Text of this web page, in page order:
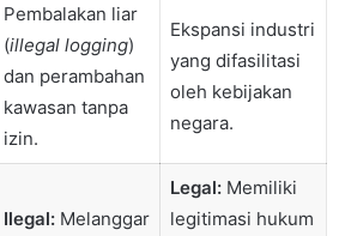
Pembalakan liar
(illegal logging)
dan perambahan
kawasan tanpa
izin.
Ekspansi industri
yang difasilitasi
oleh kebijakan
negara.
Ilegal:Melanggar
Legal:Memiliki
legitimasi hukum